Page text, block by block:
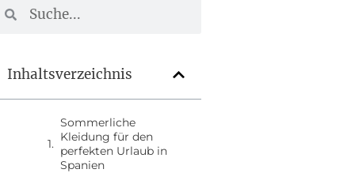
Inhaltsverzeichnis
Sommerliche
Kleidung für den
perfekten Urlaub in
Spanien